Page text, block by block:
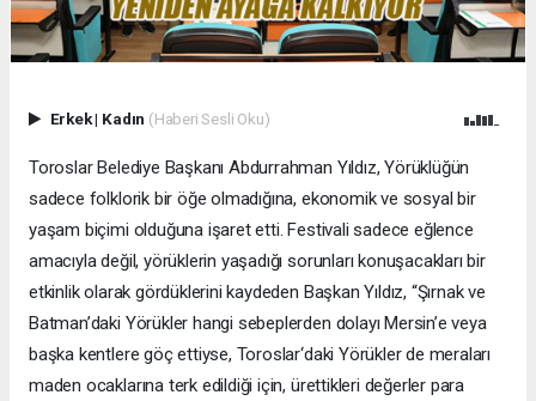
Erkek| Kadın (Haberi Sesli Oku)
Toroslar Belediye Başkanı Abdurrahman Yıldız, Yörüklüğün
sadece folklorik bir öğe olmadığına, ekonomik ve sosyal bir
yaşam biçimi olduğuna işaret etti. Festivali sadece eğlence
amacıyla değil, yörüklerin yaşadığı sorunları konuşacakları bir
etkinlik olarak gördüklerini kaydeden Başkan Yıldız, “Şırnak ve
Batman’daki Yörükler hangi sebeplerden dolayı Mersin’e veya
başka kentlere göç ettiyse, Toroslar‘daki Yörükler de meraları
maden ocaklarına terk edildiği için, ürettikleri değerler para